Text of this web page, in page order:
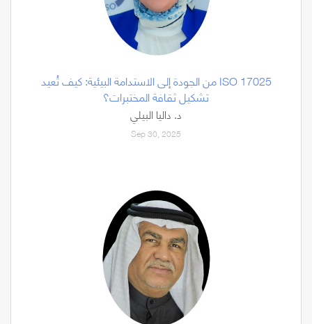
من الجودة إلى الاستدامة البيئية: كيف تُعيد ISO 17025
تشكيل ثقافة المختبرات؟
د. داليا البيلي
Sep 30, 2025